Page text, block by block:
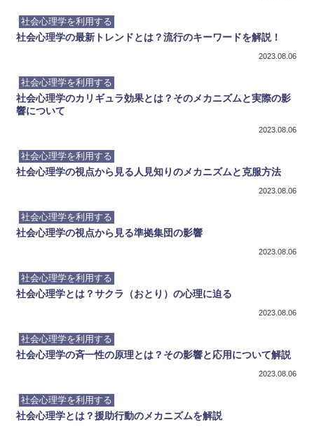
社会心理学を利用する
社会心理学の最新トレンドとは？流行のキーワードを解説！
2023.08.06
社会心理学を利用する
社会心理学のカリギュラ効果とは？そのメカニズムと実際の影
響について
2023.08.06
社会心理学を利用する
社会心理学の視点から見る人見知りのメカニズムと克服方法
2023.08.06
社会心理学を利用する
社会心理学の視点から見る準拠集団の影響
2023.08.06
社会心理学を利用する
社会心理学とは？サクラ（おとり）の心理に迫る
2023.08.06
社会心理学を利用する
社会心理学の斉一性の原理とは？その影響と応用について解説
2023.08.06
社会心理学を利用する
社会心理学とは？援助行動のメカニズムを解説